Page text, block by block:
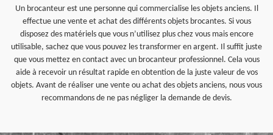
Un brocanteur est une personne qui commercialise les objets anciens. Il
effectue une vente et achat des différents objets brocantes. Si vous
disposez des matériels que vous n’utilisez plus chez vous mais encore
utilisable, sachez que vous pouvez les transformer en argent. Il suffit juste
que vous mettez en contact avec un brocanteur professionnel. Cela vous
aide à recevoir un résultat rapide en obtention de la juste valeur de vos
objets. Avant de réaliser une vente ou achat des objets anciens, nous vous
recommandons de ne pas négliger la demande de devis.